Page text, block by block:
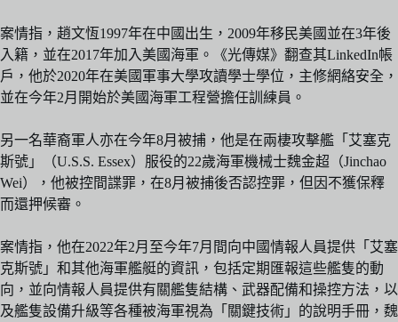
案情指，趙文恆1997年在中國出生，2009年移民美國並在3年後
入籍，並在2017年加入美國海軍。《光傳媒》翻查其LinkedIn帳
戶，他於2020年在美國軍事大學攻讀學士學位，主修網絡安全，
並在今年2月開始於美國海軍工程營擔任訓練員。
另一名華裔軍人亦在今年8月被捕，他是在兩棲攻擊艦「艾塞克
斯號」（U.S.S. Essex）服役的22歲海軍機械士魏金超（Jinchao
Wei），他被控間諜罪，在8月被捕後否認控罪，但因不獲保釋
而還押候審。
案情指，他在2022年2月至今年7月間向中國情報人員提供「艾塞
克斯號」和其他海軍艦艇的資訊，包括定期匯報這些艦隻的動
向，並向情報人員提供有關艦隻結構、武器配備和操控方法，以
及艦隻設備升級等各種被海軍視為「關鍵技術」的說明手冊，魏